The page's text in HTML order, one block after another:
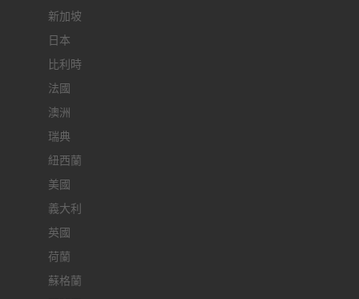
新加坡
日本
比利時
法國
澳洲
瑞典
紐西蘭
美國
義大利
英國
荷蘭
蘇格蘭